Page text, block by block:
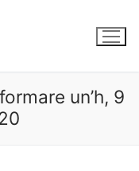
un’h, 9